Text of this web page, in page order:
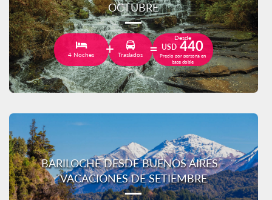
OCTUBRE
4 Noches Traslados
Desde
USD 440
Precio por persona en
base doble
BARILOCHE DESDE BUENOS AIRES -
VACACIONES DE SETIEMBRE